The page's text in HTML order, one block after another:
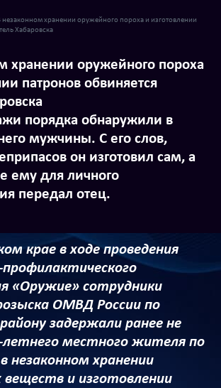
незаконном хранении оружейного пороха и изготовлении
Хабаровска
хранении оружейного пороха
патронов обвиняется
порядка обнаружили в
мужчины. С его слов,
он изготовил сам, а
ему для личного
передал отец.
крае в ходе проведения
«Оружие» сотрудники
ОМВД России по
задержали ранее не
летнего местного жителя по
незаконном хранении
и изготовлении